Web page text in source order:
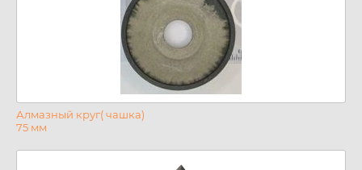
Алмазный круг( чашка)
75 мм